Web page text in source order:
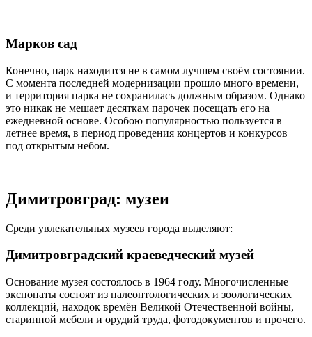
Марков сад
Конечно, парк находится не в самом лучшем своём состоянии.
С момента последней модернизации прошло много времени,
и территория парка не сохранилась должным образом. Однако
это никак не мешает десяткам парочек посещать его на
ежедневной основе. Особою популярностью пользуется в
летнее время, в период проведения концертов и конкурсов
под открытым небом.
Димитровград: музеи
Среди увлекательных музеев города выделяют:
Димитровградский краеведческий музей
Основание музея состоялось в 1964 году. Многочисленные
экспонаты состоят из палеонтологических и зоологических
коллекций, находок времён Великой Отечественной войны,
старинной мебели и орудий труда, фотодокументов и прочего.